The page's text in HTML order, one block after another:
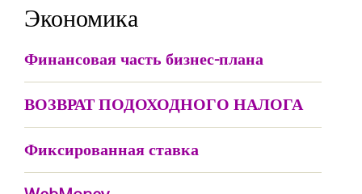
Экономика
Финансовая часть бизнес-плана
ВОЗВРАТ ПОДОХОДНОГО НАЛОГА
Фиксированная ставка